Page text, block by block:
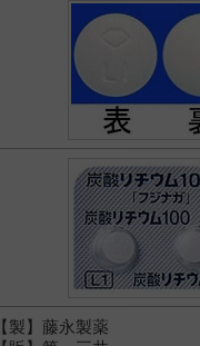
【製】藤永製薬